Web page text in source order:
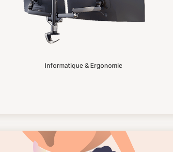
Informatique & Ergonomie